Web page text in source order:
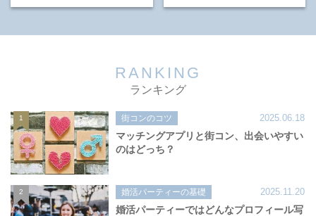
RANKING
ランキング
1 街コンのコツ 2025.06.18
マッチングアプリと街コン、出会いやすい
のはどっち？
2 婚活パーティーの基礎 2025.11.20
婚活パーティーではどんなプロフィール写